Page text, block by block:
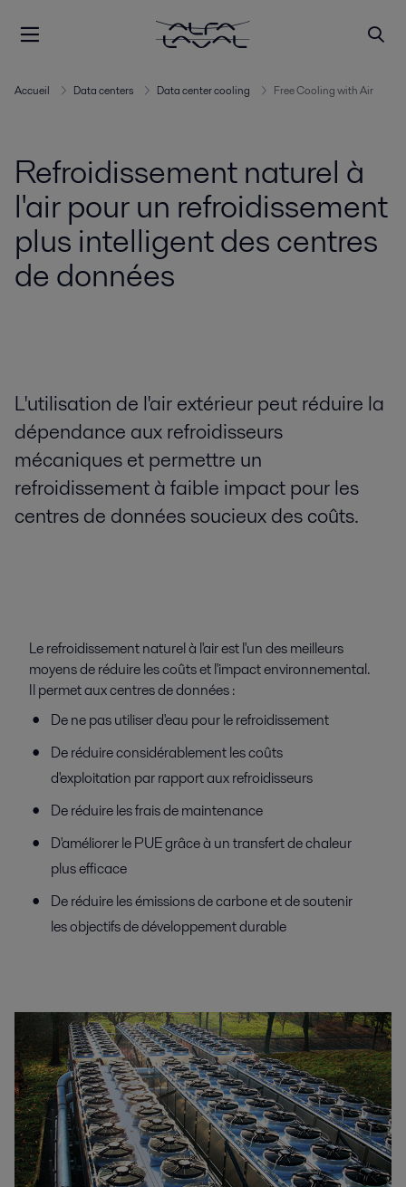
Accueil Data centers Data center cooling Free Cooling with Air
Refroidissement naturel à
l'air pour un refroidissement
plus intelligent des centres
de données
L'utilisation de l'air extérieur peut réduire la
dépendance aux refroidisseurs
mécaniques et permettre un
refroidissement à faible impact pour les
centres de données soucieux des coûts.
Le refroidissement naturel à l'air est l'un des meilleurs
moyens de réduire les coûts et l'impact environnemental.
Il permet aux centres de données :
De ne pas utiliser d'eau pour le refroidissement
De réduire considérablement les coûts
d'exploitation par rapport aux refroidisseurs
De réduire les frais de maintenance
D'améliorer le PUE grâce à un transfert de chaleur
plus efficace
De réduire les émissions de carbone et de soutenir
les objectifs de développement durable